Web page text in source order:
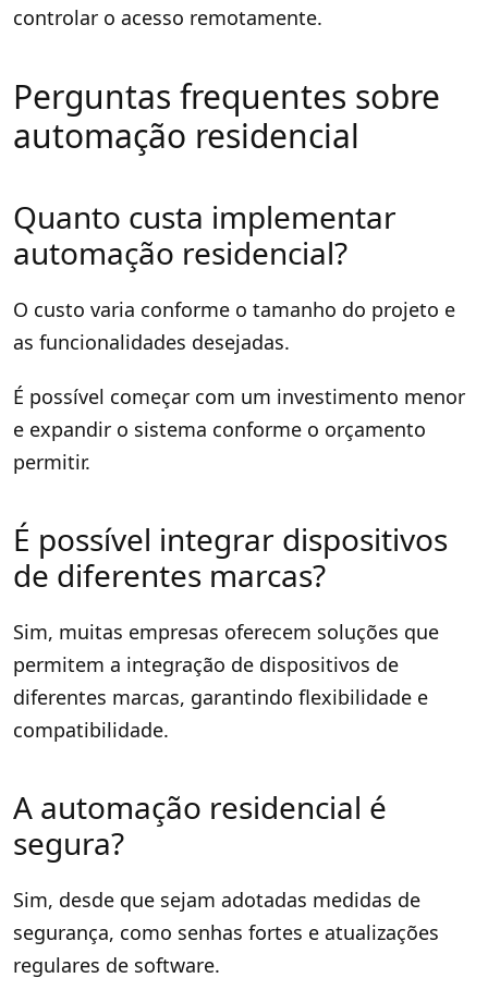
controlar o acesso remotamente.
Perguntas frequentes sobre
automação residencial
Quanto custa implementar
automação residencial?
O custo varia conforme o tamanho do projeto e
as funcionalidades desejadas.
É possível começar com um investimento menor
e expandir o sistema conforme o orçamento
permitir.
É possível integrar dispositivos
de diferentes marcas?
Sim, muitas empresas oferecem soluções que
permitem a integração de dispositivos de
diferentes marcas, garantindo flexibilidade e
compatibilidade.
A automação residencial é
segura?
Sim, desde que sejam adotadas medidas de
segurança, como senhas fortes e atualizações
regulares de software.